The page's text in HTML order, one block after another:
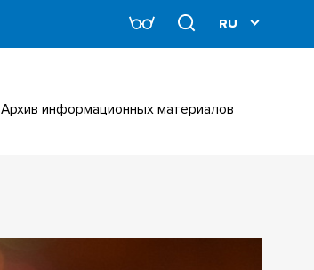
Архив информационных материалов